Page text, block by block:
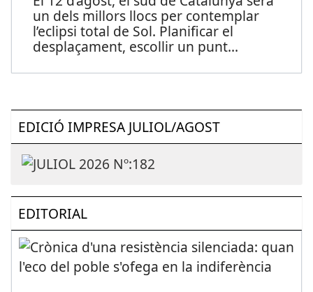
un dels millors llocs per contemplar
l’eclipsi total de Sol. Planificar el
desplaçament, escollir un punt...
EDICIÓ IMPRESA JULIOL/AGOST
EDITORIAL